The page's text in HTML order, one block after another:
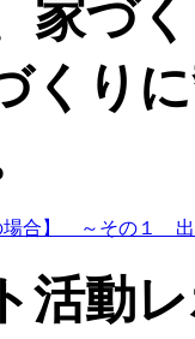
家づ
くり
場合】 ～その１
活動